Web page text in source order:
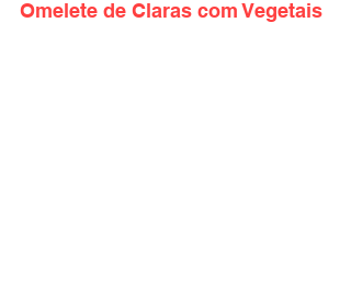
Omelete de Claras com Vegetais